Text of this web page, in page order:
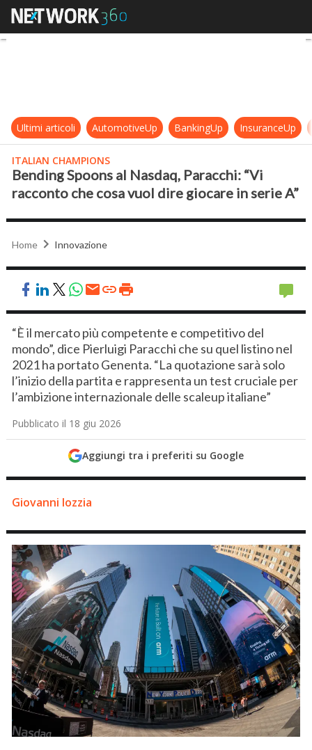
Bending Spoons al Nasdaq,
Ultimi articoli AutomotiveUp BankingUp InsuranceUp
ITALIAN CHAMPIONS
Bending Spoons al Nasdaq, Paracchi: “Vi
racconto che cosa vuol dire giocare in serie A”
Home Innovazione
“È il mercato più competente e competitivo del
mondo”, dice Pierluigi Paracchi che su quel listino nel
2021 ha portato Genenta. “La quotazione sarà solo
l’inizio della partita e rappresenta un test cruciale per
l’ambizione internazionale delle scaleup italiane”
Pubblicato il 18 giu 2026
Aggiungi tra i preferiti su Google
Giovanni Iozzia